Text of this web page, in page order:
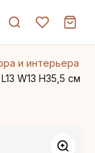
и интерьера
W13 H35,5 см